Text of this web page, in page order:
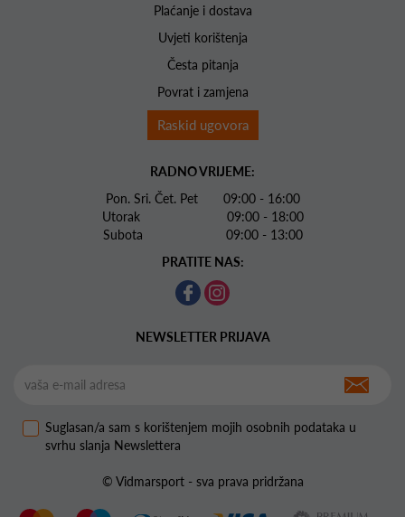
Plaćanje i dostava
Uvjeti korištenja
Česta pitanja
Povrat i zamjena
Raskid ugovora
RADNO VRIJEME:
Pon. Sri. Čet. Pet 09:00 - 16:00
Utorak 09:00 - 18:00
Subota 09:00 - 13:00
PRATITE NAS:
NEWSLETTER PRIJAVA
Suglasan/a sam s korištenjem mojih osobnih podataka u
svrhu slanja Newslettera
© Vidmarsport - sva prava pridržana